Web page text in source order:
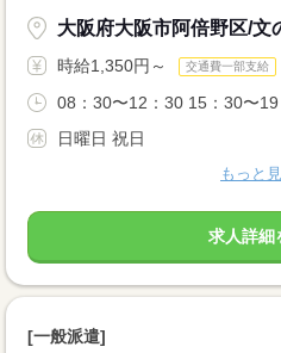
大阪府大阪市阿倍野区/文
時給1,350円～ 交通費一部支給
08：30〜12：30 15：30〜
日曜日 祝日
もっと
求人詳細
[一般派遣]